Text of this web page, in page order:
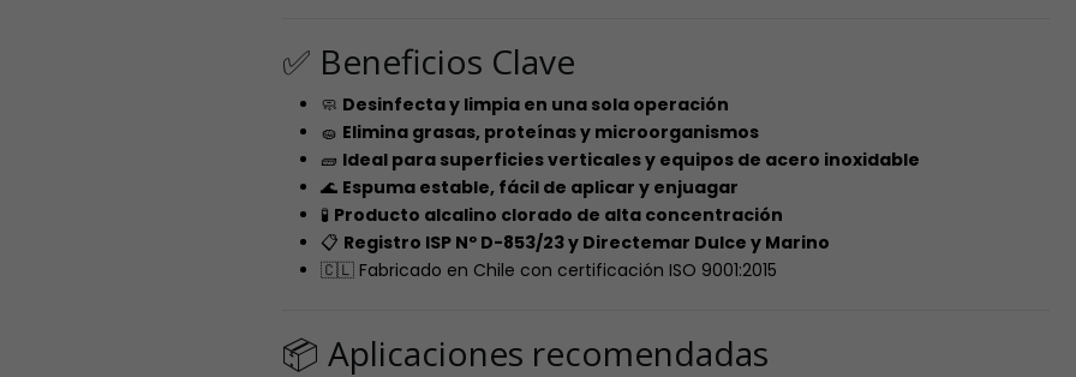
✅ Beneficios Clave
🧼 Desinfecta y limpia en una sola operación
🧽 Elimina grasas, proteínas y microorganismos
🧱 Ideal para superficies verticales y equipos de acero inoxidable
🌊 Espuma estable, fácil de aplicar y enjuagar
🧪 Producto alcalino clorado de alta concentración
📋 Registro ISP Nº D-853/23 y Directemar Dulce y Marino
🇨🇱 Fabricado en Chile con certificación ISO 9001:2015
📦 Aplicaciones recomendadas